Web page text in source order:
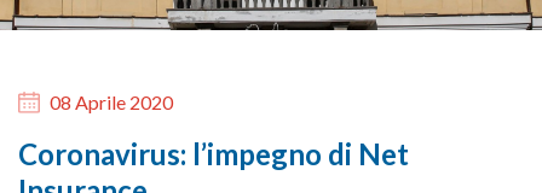
08 Aprile 2020
Coronavirus: l’impegno di Net